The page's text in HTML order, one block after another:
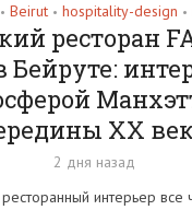
• Beirut • hospitality-design •
ресторан
Бейруте:
XX
2 дня назад
интерьер все